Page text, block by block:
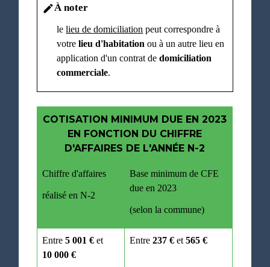
editÀ noter
lelieu de domiciliation peut correspondre à
votrelieu d'habitation ou à un autre lieu en
application d'un contrat dedomiciliation
commerciale.
COTISATION MINIMUM DUE EN 2023
EN FONCTION DU CHIFFRE
D'AFFAIRES DE L'ANNÉE N-2
Chiffre d'affaires
réalisé en N-2
Base minimum de CFE
due en 2023
(selon la commune)
Entre5 001 € et
10 000 €
Entre237 € et565 €